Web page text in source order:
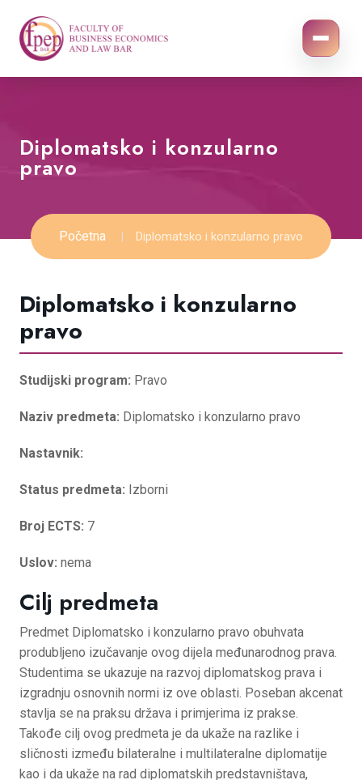
Diplomatsko i konzularno
pravo
Početna Diplomatsko i konzularno pravo
Diplomatsko i konzularno
pravo
Studijski program: Pravo
Naziv predmeta: Diplomatsko i konzularno pravo
Nastavnik:
Status predmeta: Izborni
Broj ECTS: 7
Uslov: nema
Cilj predmeta
Predmet Diplomatsko i konzularno pravo obuhvata
produbljeno izučavanje ovog dijela međunarodnog prava.
Studentima se ukazuje na razvoj diplomatskog prava i
izgradnju osnovnih normi iz ove oblasti. Poseban akcenat
stavlja se na praksu država i primjerima iz prakse.
Takođe cilj ovog predmeta je da ukaže na razlike i
sličnosti između bilateralne i multilateralne diplomatije
kao i da ukaže na rad diplomatskih predstavništava,